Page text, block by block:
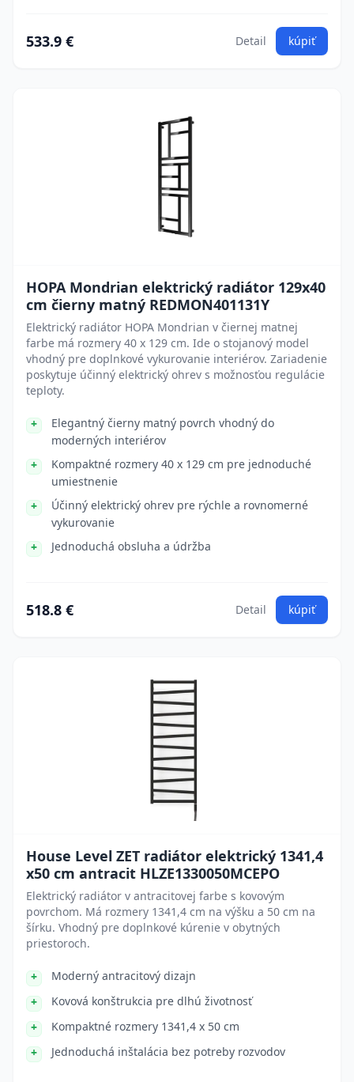
533.9 € Detail kúpiť
HOPA Mondrian elektrický radiátor 129x40
cm čierny matný REDMON401131Y
Elektrický radiátor HOPA Mondrian v čiernej matnej
farbe má rozmery 40 x 129 cm. Ide o stojanový model
vhodný pre doplnkové vykurovanie interiérov. Zariadenie
poskytuje účinný elektrický ohrev s možnosťou regulácie
teploty.
Elegantný čierny matný povrch vhodný do
moderných interiérov
Kompaktné rozmery 40 x 129 cm pre jednoduché
umiestnenie
Účinný elektrický ohrev pre rýchle a rovnomerné
vykurovanie
Jednoduchá obsluha a údržba
518.8 € Detail kúpiť
House Level ZET radiátor elektrický 1341,4
x50 cm antracit HLZE1330050MCEPO
Elektrický radiátor v antracitovej farbe s kovovým
povrchom. Má rozmery 1341,4 cm na výšku a 50 cm na
šírku. Vhodný pre doplnkové kúrenie v obytných
priestoroch.
Moderný antracitový dizajn
Kovová konštrukcia pre dlhú životnosť
Kompaktné rozmery 1341,4 x 50 cm
Jednoduchá inštalácia bez potreby rozvodov